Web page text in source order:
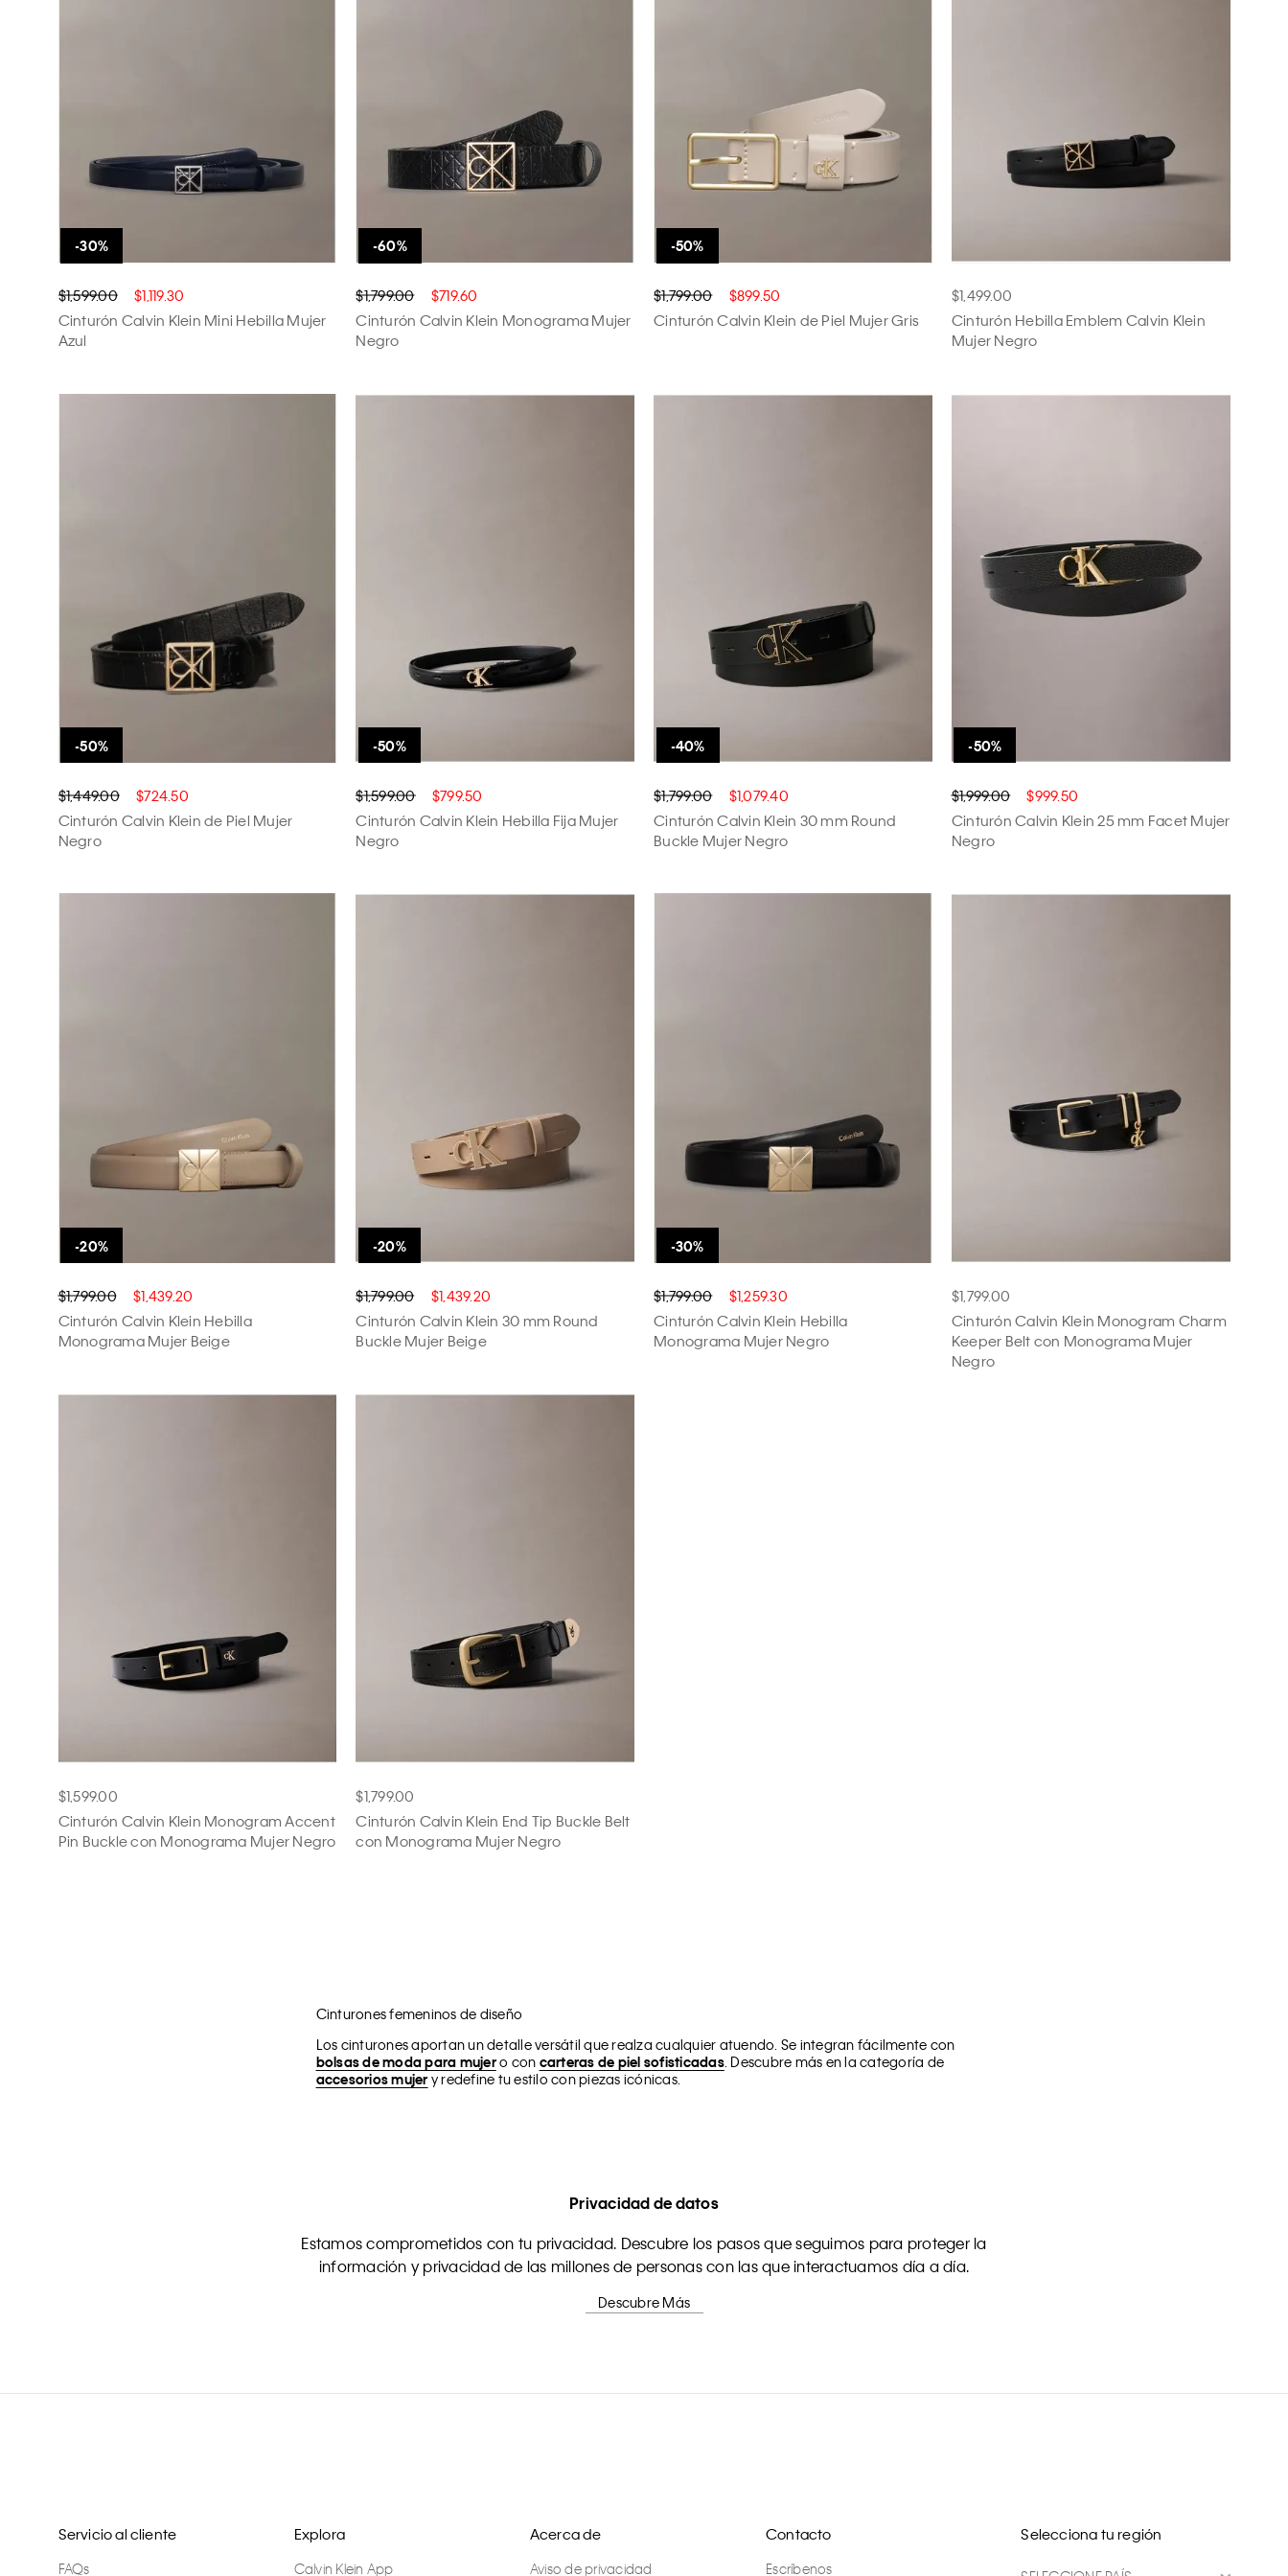
$1,599.00 $1,119.30
Cinturón Calvin Klein Mini Hebilla Mujer
Azul
$1,799.00 $719.60
Cinturón Calvin Klein Monograma Mujer
Negro
$1,799.00 $899.50
Cinturón Calvin Klein de Piel Mujer Gris
$1,499.00
Cinturón Hebilla Emblem Calvin Klein
Mujer Negro
$1,449.00 $724.50
Cinturón Calvin Klein de Piel Mujer
Negro
$1,599.00 $799.50
Cinturón Calvin Klein Hebilla Fija Mujer
Negro
$1,799.00 $1,079.40
Cinturón Calvin Klein 30 mm Round
Buckle Mujer Negro
$1,999.00 $999.50
Cinturón Calvin Klein 25 mm Facet Mujer
Negro
$1,799.00 $1,439.20
Cinturón Calvin Klein Hebilla
Monograma Mujer Beige
$1,799.00 $1,439.20
Cinturón Calvin Klein 30 mm Round
Buckle Mujer Beige
$1,799.00 $1,259.30
Cinturón Calvin Klein Hebilla
Monograma Mujer Negro
$1,799.00
Cinturón Calvin Klein Monogram Charm
Keeper Belt con Monograma Mujer
Negro
$1,599.00
Cinturón Calvin Klein Monogram Accent
Pin Buckle con Monograma Mujer Negro
$1,799.00
Cinturón Calvin Klein End Tip Buckle Belt
con Monograma Mujer Negro
Cinturones femeninos de diseño
Los cinturones aportan un detalle versátil que realza cualquier atuendo. Se integran fácilmente con
bolsas de moda para mujero con carteras de piel sofisticadas. Descubre más en la categoría de
accesorios mujer y redefine tu estilo con piezas icónicas.
Privacidad de datos
Estamos comprometidos con tu privacidad. Descubre los pasos que seguimos para proteger la
información y privacidad de las millones de personas con las que interactuamos día a día.
Descubre Más
Servicio al cliente
FAQs
Explora
Calvin Klein App
Acerca de
Aviso de privacidad
Contacto
Escríbenos
Selecciona tu región